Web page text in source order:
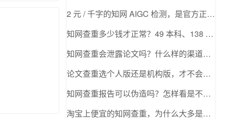
2 元 / 千字的知网 AIGC 检测，是官方正版价格吗？
知网查重多少钱才正常？49 本科、138 硕博合理吗？
知网查重会泄露论文吗？什么样的渠道才安全？
论文查重选个人版还是机构版，才不会被学校打回？
知网查重报告可以伪造吗？怎样看是不是真的？
淘宝上便宜的知网查重，为什么大多是假的？